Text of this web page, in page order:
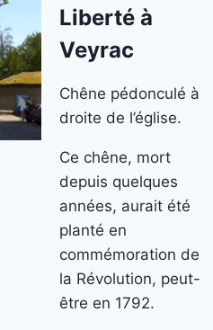
Liberté à
Veyrac
Chêne pédonculé à
droite de l’église.
Ce chêne, mort
depuis quelques
années, aurait été
planté en
commémoration de
la Révolution, peut-
être en 1792.